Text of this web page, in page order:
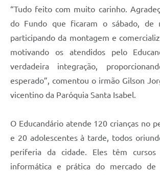
“Tudo feito com muito carinho.
do Fundo que ficaram o sábado, de
participando da montagem e
motivando os atendidos pelo
verdadeira integração,
esperado”, comentou o irmão Gilson
vicentino da Paróquia Santa Isabel.
O Educandário atende 120 crianças no
e 20 adolescentes à tarde, todos
periferia da cidade. Eles têm cursos
informática e prática do mercado de